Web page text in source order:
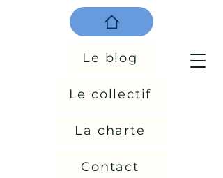
Le blog
Le collectif
La charte
Contact